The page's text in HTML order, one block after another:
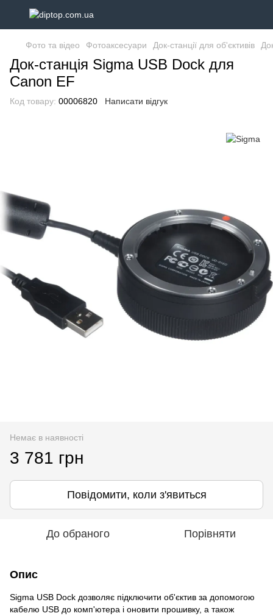
Фото та відео Фотоаксесуари Док-станції для об'єктивів
Док-станція Sigma USB Dock для
Canon EF
Код товару: 00006820 Написати відгук
Немає в наявності
3 781 грн
Повідомити, коли з'явиться
До обраного Порівняти
Опис
Sigma USB Dock дозволяє підключити об'єктив за допомогою
кабелю USB до комп'ютера і оновити прошивку, а також